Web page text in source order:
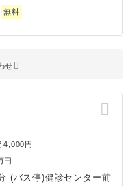
無料
せ
4,000円
円
(バス停)健診センター前